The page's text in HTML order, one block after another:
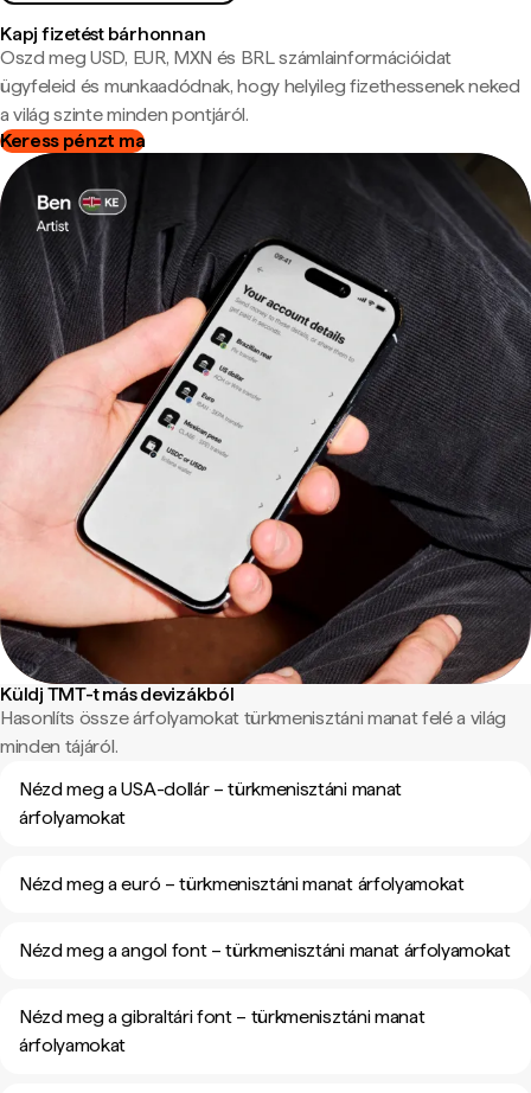
Kapj fizetést bárhonnan
Oszd meg USD, EUR, MXN és BRL számlainformációidat
ügyfeleid és munkaadódnak, hogy helyileg fizethessenek neked
a világ szinte minden pontjáról.
Keress pénzt ma
Küldj TMT-t más devizákból
Hasonlíts össze árfolyamokat türkmenisztáni manat felé a világ
minden tájáról.
Nézd meg a USA-dollár – türkmenisztáni manat
árfolyamokat
Nézd meg a euró – türkmenisztáni manat árfolyamokat
Nézd meg a angol font – türkmenisztáni manat árfolyamokat
Nézd meg a gibraltári font – türkmenisztáni manat
árfolyamokat